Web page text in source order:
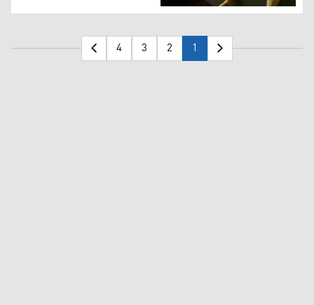
الصورة لفرانس 24
1
2
3
4